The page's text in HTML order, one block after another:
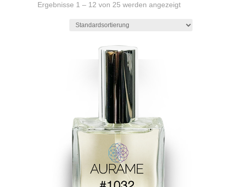
Ergebnisse 1 – 12 von 25 werden angezeigt